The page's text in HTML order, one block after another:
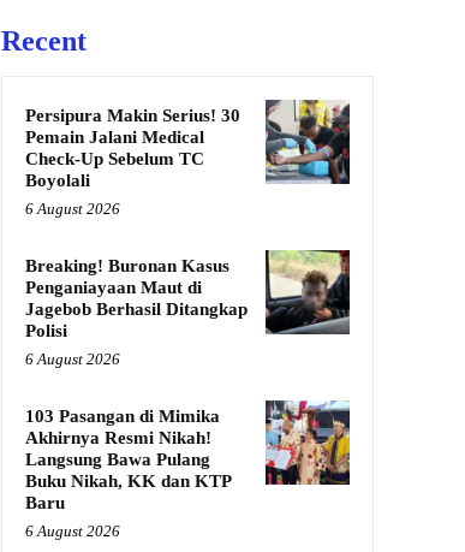
Recent
Persipura Makin Serius! 30
Pemain Jalani Medical
Check-Up Sebelum TC
Boyolali
6 August 2026
Breaking! Buronan Kasus
Penganiayaan Maut di
Jagebob Berhasil Ditangkap
Polisi
6 August 2026
103 Pasangan di Mimika
Akhirnya Resmi Nikah!
Langsung Bawa Pulang
Buku Nikah, KK dan KTP
Baru
6 August 2026